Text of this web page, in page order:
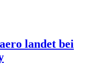
landet bei